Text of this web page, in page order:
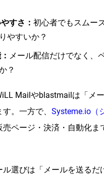
すさ： 初心者でもスムー
やすいか？
メール配信だけでなく、
？
Mailやblastmailは「メ
。一方で、 Systeme.io（
売ページ・決済・自動化ま
ル選びは「メールを送るだ